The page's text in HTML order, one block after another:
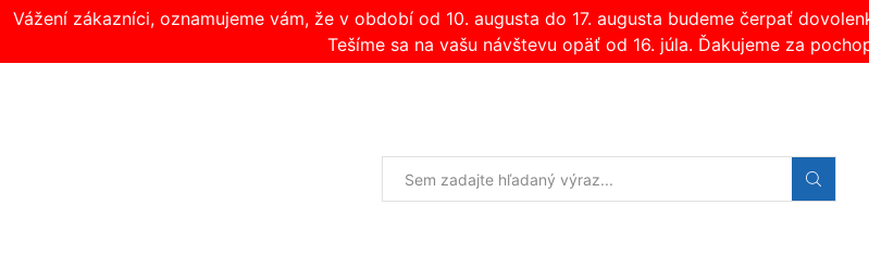
Vážení zákazníci, oznamujeme vám, že v období od 10. augusta do 17. augusta budeme čerpať
Tešíme sa na vašu návštevu opäť od 16. júla. Ďakujeme za